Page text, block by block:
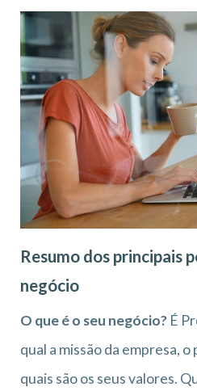
Resumo dos principais
negócio
O que é o seu negócio? É
qual a missão da empresa,
quais são os seus valores.